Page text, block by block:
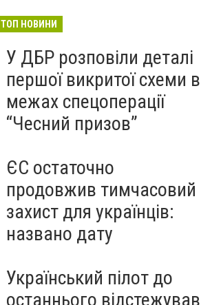
ТОП НОВИНИ
У ДБР розповіли деталі
першої викритої схеми в
межах спецоперації
“Чесний призов”
ЄС остаточно
продовжив тимчасовий
захист для українців:
названо дату
Український пілот до
останнього відстежував